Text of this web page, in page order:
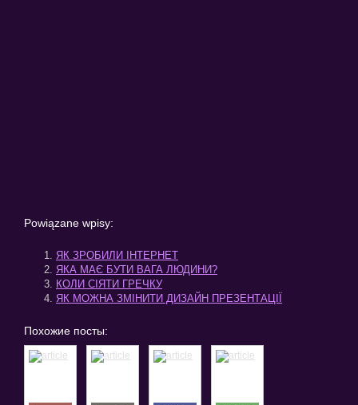
Powiązane wpisy:
ЯК ЗРОБИЛИ ІНТЕРНЕТ
ЯКА МАЄ БУТИ ВАГА ЛЮДИНИ?
КОЛИ СІЯТИ ГРЕЧКУ
ЯК МОЖНА ЗМІНИТИ ДИЗАЙН ПРЕЗЕНТАЦІЇ
Похожие посты: